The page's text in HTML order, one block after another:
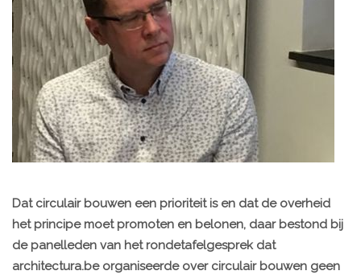
Dat circulair bouwen een prioriteit is en dat de overheid
het principe moet promoten en belonen, daar bestond bij
de panelleden van het rondetafelgesprek dat
architectura.be organiseerde over circulair bouwen geen